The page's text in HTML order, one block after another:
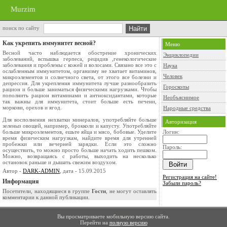
Murzim
поиск по сайту
Как укрепить иммунитет весной?
Весной часто наблюдается обострение хронических
заболеваний, вспышка герпеса, рецидив ,генекологические
заболевания и проблемы с кожей и волосами. Связано все это с
ослабленным иммунитетом, организму не хватает витаминов,
микроэлементов и солнечного света, от этого все болезни и
депрессия. Для укрепления иммунитета лучше разнообразить
рацион и больше заниматься физическими нагрузками. Чтобы
пополнить рацион витаминами и антиоксидантами, которые
так важны для иммунитета, стоит больше есть печени,
моркови, орехов и ягод.
Для восполнения нехватки минералов, употребляйте больше
зеленыз овощей, например, брокколи и капусту. Употребляйте
больше микроэлементов, ешьте яйца и мясо, бобовые. Уделите
время физическим нагрузкам, найдите время для утренней
пробежки или вечерней зарядки. Если это сложно
осуществить, то можно просто больше начать ходить пешком.
Можно, возвращаясь с работы, выходить на несколько
остановок раньше и дышать свежим воздухом.
Автор - DARK-ADMIN , дата - 15.09.2015
Информация
Посетители, находящиеся в группе Гости, не могут оставлять
комментарии к данной публикации.
Меню
Энциклопедии
Наука
Человек
Гороскопы
Необъяснимое
Народные средства
Авторизация
Логин:
Пароль:
Регистрация на сайте!
Забыли пароль?
Вы просматриваете мобильную версию сайта.
Перейти на полную версию